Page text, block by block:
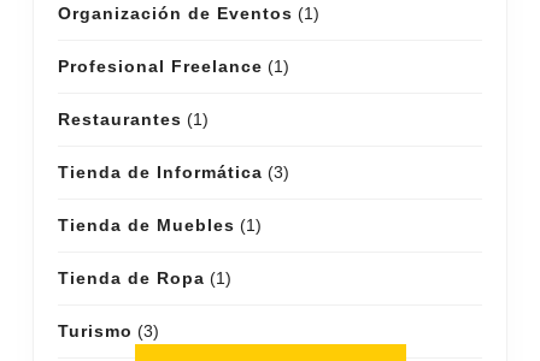
Organización de Eventos (1)
Profesional Freelance (1)
Restaurantes (1)
Tienda de Informática (3)
Tienda de Muebles (1)
Tienda de Ropa (1)
Turismo (3)